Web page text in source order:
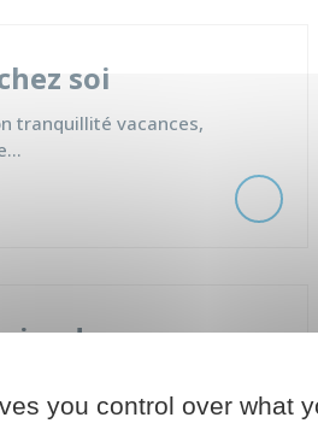
soi
tranquillité vacances,
des
les professionnels sur
you control over what